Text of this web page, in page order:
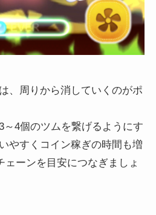
、周りから消していくのがポ
～4個のツムを繋げるようにす
やすくコイン稼ぎの時間も増
ェーンを目安につなぎましょ